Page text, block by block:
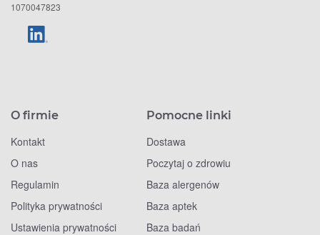
1070047823
O firmie
Kontakt
O nas
Regulamin
Polityka prywatności
Ustawienia prywatności
Pomocne linki
Dostawa
Poczytaj o zdrowiu
Baza alergenów
Baza aptek
Baza badań